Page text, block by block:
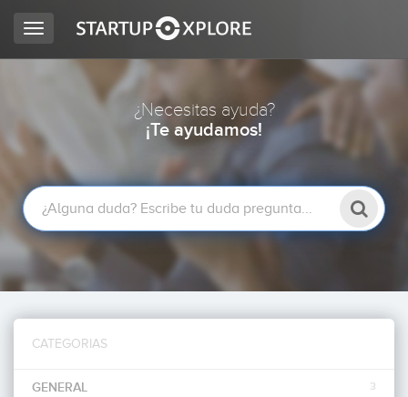
BUSCO FINANCIACIÓN
REGISTRO
ACCESO
Toggle
navigation
¿Necesitas ayuda?
¡Te ayudamos!
CATEGORIAS
GENERAL 3